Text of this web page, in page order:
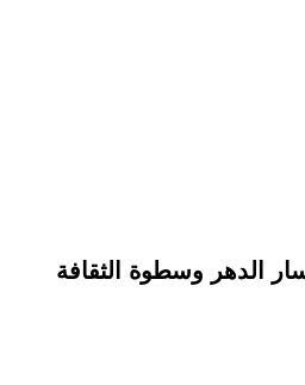
الدهر وسطوة الثقافة